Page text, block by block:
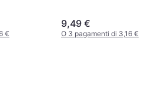
€
9,49 €
O 3 pagamenti di 3,16 €